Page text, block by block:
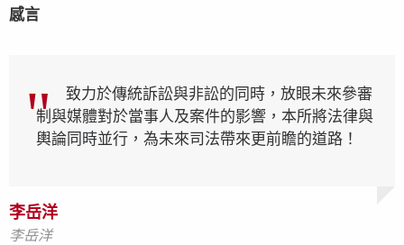
感言
李岳洋
李岳洋
李岳洋
李岳洋
致力於傳統訴訟與非訟的同時，放眼未來參審
制與媒體對於當事人及案件的影響，本所將法律與
輿論同時並行，為未來司法帶來更前瞻的道路！
李岳洋
李岳洋